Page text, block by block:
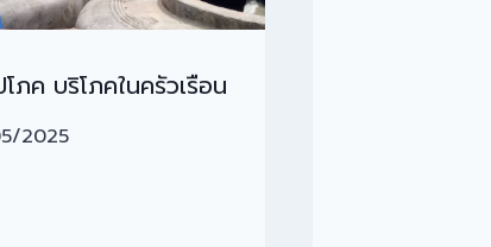
ภค บริโภคในครัวเรือน
2025